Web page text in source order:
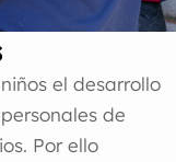
el desarrollo
de
Por ello